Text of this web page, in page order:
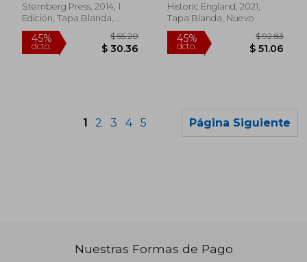
Sternberg Press, 2014, 1
Edición, Tapa Blanda,
Nuevo
Historic England, 2021,
Tapa Blanda, Nuevo
1 2 3 4 5 Página Siguiente
Nuestras Formas de Pago